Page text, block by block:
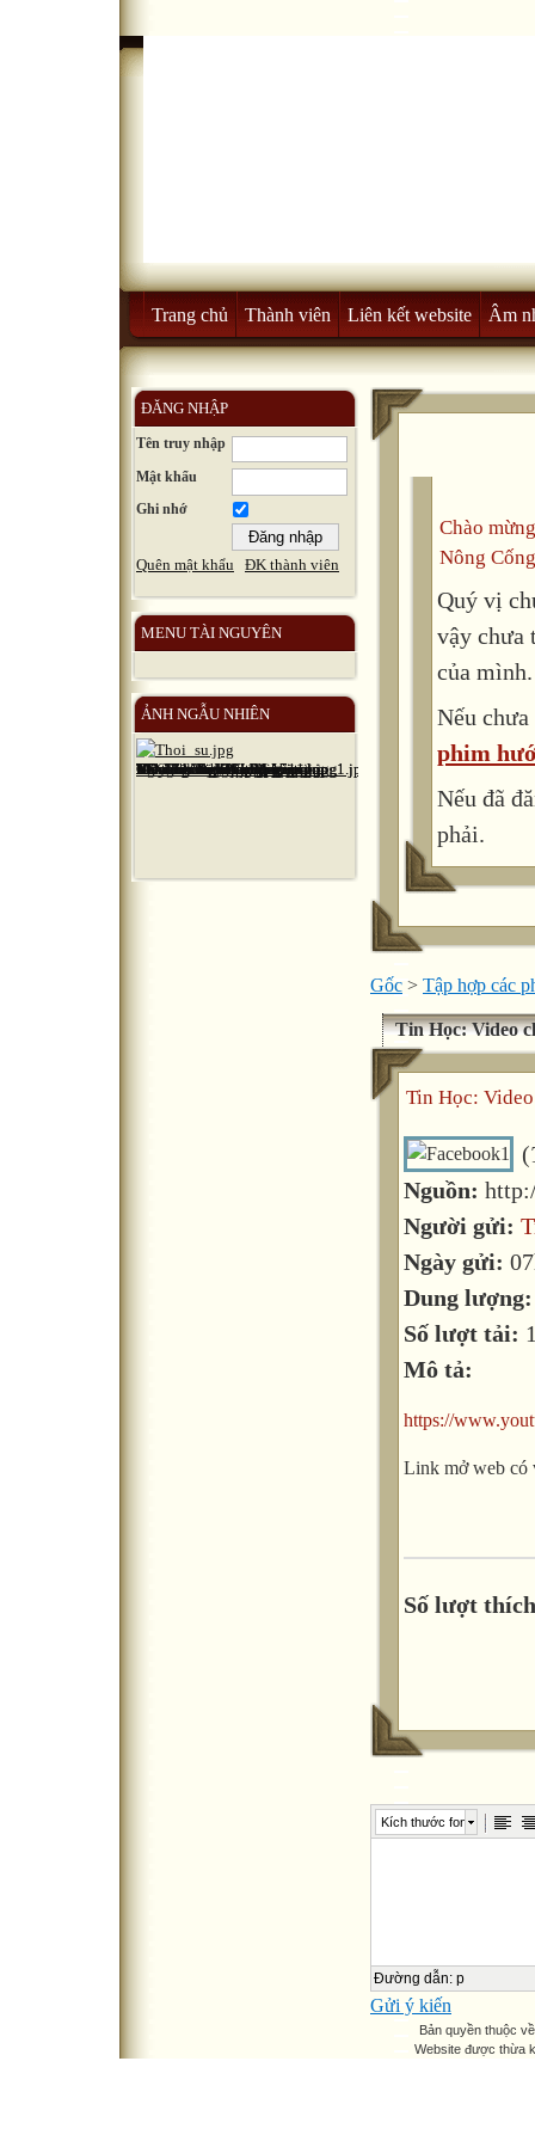
Trang chủ Thành viên Liên kết website Âm
ĐĂNG NHẬP
Tên truy nhập
Mật khẩu
Ghi nhớ
Quên mật khẩu ĐK thành viên
MENU TÀI NGUYÊN
ẢNH NGẪU NHIÊN
Chào
Nông
Quý vị
vậy chưa
của mình.
Nếu
phim
Nếu đã
phải.
Gốc > Tập hợp các
Tin Học: Video
Tin Học:
(
Nguồn:
Người gửi:
Ngày gửi:
Dung
Số lượt tải:
Mô tả:
https://
Link mở web có
Số lượt
Kích thước font
Đường dẫn: p
Gửi ý kiến
Bản quyền thuộc
Website được thừa